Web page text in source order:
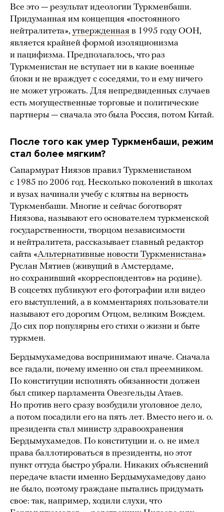
Все это — результат идеологии Туркменбаши.
Придуманная им концепция «постоянного
нейтралитета», утвержденная в 1995 году ООН,
является крайней формой изоляционизма
и пацифизма. Предполагалось, что раз
Туркменистан не вступает ни в какие военные
блоки и не враждует с соседями, то и ему ничего
не может угрожать. Для непредвиденных случаев
есть могущественные торговые и политические
партнеры — сначала это была Россия, потом Китай.
После того как умер Туркменбаши, режим
стал более мягким?
Сапармурат Ниязов правил Туркменистаном
с 1985 по 2006 год. Несколько поколений в школах
и вузах начинали учебу с клятвы на верность
Туркменбаши. Многие и сейчас боготворят
Ниязова, называют его основателем туркменской
государственности, творцом независимости
и нейтралитета, рассказывает главный редактор
сайта «Альтернативные новости Туркменистана»
Руслан Мятиев (живущий в Амстердаме,
но сохранивший «корреспондентов» на родине).
В соцсетях публикуют его фотографии или видео
его выступлений, а в комментариях пользователи
называют его дорогим Отцом, великим Вождем.
До сих пор популярны его стихи о жизни и быте
туркмен.
Бердымухамедова воспринимают иначе. Сначала
все гадали, почему именно он стал преемником.
По конституции исполнять обязанности должен
был спикер парламента Овезгельды Атаев.
Но против него сразу возбудили уголовное дело,
а потом посадили его на пять лет. Вместо него и. о.
президента стал министр здравоохранения
Бердымухамедов. По конституции и. о. не имел
права баллотироваться в президенты, но этот
пункт оттуда быстро убрали. Никаких объяснений
передаче власти именно Бердымухамедову дано
не было, поэтому граждане пытались придумать
свое: так, например, ходили слухи, что